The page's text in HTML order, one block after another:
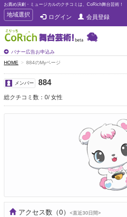
お薦め演劇・ミュージカルのクチコミは、CoRich舞台芸術！
T
o
g
g
e
n
a
v
i
g
a
t
地域選択 ログイン 会員登録
バナー広告お申込み
HOME 884のMyページ
メンバー 884
総クチコミ数：0 女性
アクセス数 （0） <直近30日間>